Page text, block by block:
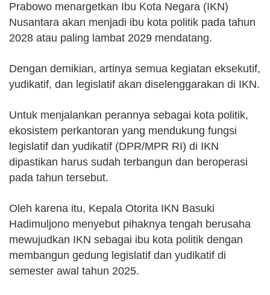
Prabowo menargetkan Ibu Kota Negara (IKN)
Nusantara akan menjadi ibu kota politik pada tahun
2028 atau paling lambat 2029 mendatang.
Dengan demikian, artinya semua kegiatan eksekutif,
yudikatif, dan legislatif akan diselenggarakan di IKN.
Untuk menjalankan perannya sebagai kota politik,
ekosistem perkantoran yang mendukung fungsi
legislatif dan yudikatif (DPR/MPR RI) di IKN
dipastikan harus sudah terbangun dan beroperasi
pada tahun tersebut.
Oleh karena itu, Kepala Otorita IKN Basuki
Hadimuljono menyebut pihaknya tengah berusaha
mewujudkan IKN sebagai ibu kota politik dengan
membangun gedung legislatif dan yudikatif di
semester awal tahun 2025.